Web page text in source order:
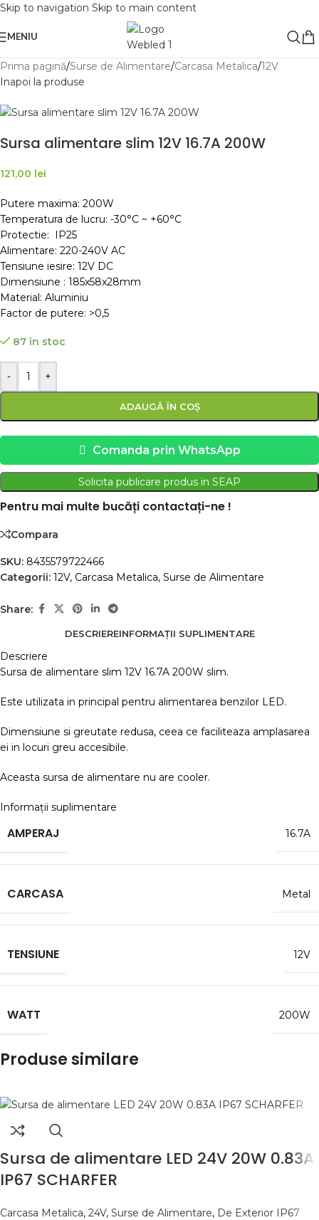
Skip to navigation Skip to main content
MENIU
Prima pagină/Surse de Alimentare/Carcasa Metalica/12V
Inapoi la produse
Sursa alimentare slim 12V 16.7A 200W
121,00 lei
Putere maxima: 200W
Temperatura de lucru: -30°C ~ +60°C
Protectie: IP25
Alimentare: 220-240V AC
Tensiune iesire: 12V DC
Dimensiune : 185x58x28mm
Material: Aluminiu
Factor de putere: >0,5
87 în stoc
- +
ADAUGĂ ÎN COȘ
Comanda prin WhatsApp
Solicita publicare produs in SEAP
Pentru mai multe bucăți contactați-ne !
Compara
SKU: 8435579722466
Categorii: 12V, Carcasa Metalica, Surse de Alimentare
Share:
DESCRIEREINFORMAȚII SUPLIMENTARE
Descriere
Sursa de alimentare slim 12V 16.7A 200W slim.
Este utilizata in principal pentru alimentarea benzilor LED.
Dimensiune si greutate redusa, ceea ce faciliteaza amplasarea
ei in locuri greu accesibile.
Aceasta sursa de alimentare nu are cooler.
Informații suplimentare
AMPERAJ 16.7A
CARCASA Metal
TENSIUNE 12V
WATT 200W
Produse similare
Sursa de alimentare LED 24V 20W 0.83A
IP67 SCHARFER
Carcasa Metalica, 24V, Surse de Alimentare, De Exterior IP67